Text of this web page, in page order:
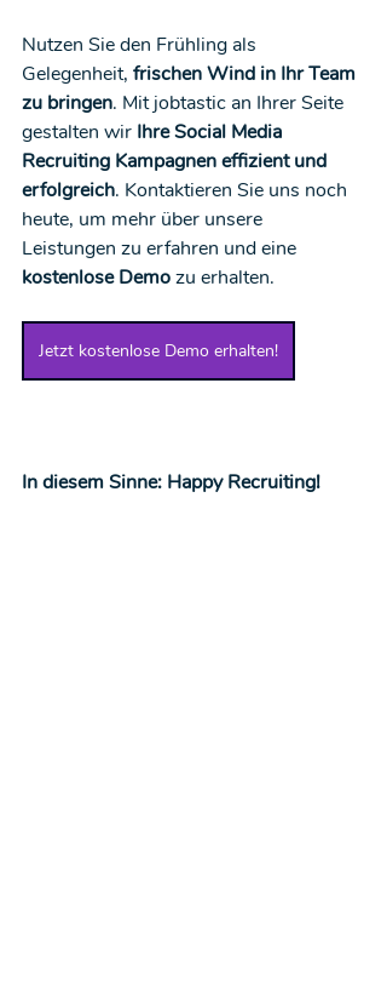
Nutzen Sie den Frühling als
Gelegenheit, frischen Wind in Ihr Team
zu bringen. Mit jobtastic an Ihrer Seite
gestalten wir Ihre Social Media
Recruiting Kampagnen effizient und
erfolgreich. Kontaktieren Sie uns noch
heute, um mehr über unsere
Leistungen zu erfahren und eine
kostenlose Demo zu erhalten.
Jetzt kostenlose Demo erhalten!
In diesem Sinne: Happy Recruiting!